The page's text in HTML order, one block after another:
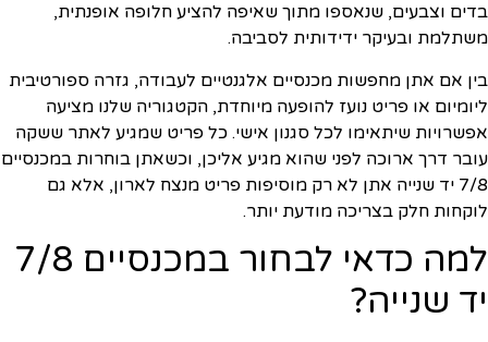
בדים וצבעים, שנאספו מתוך שאיפה להציע חלופה אופנתית,
משתלמת ובעיקר ידידותית לסביבה.
בין אם אתן מחפשות מכנסיים אלגנטיים לעבודה, גזרה ספורטיבית
ליומיום או פריט נועז להופעה מיוחדת, הקטגוריה שלנו מציעה
אפשרויות שיתאימו לכל סגנון אישי. כל פריט שמגיע לאתר ששקה
עובר דרך ארוכה לפני שהוא מגיע אליכן, וכשאתן בוחרות במכנסיים
7/8 יד שנייה אתן לא רק מוסיפות פריט מנצח לארון, אלא גם
לוקחות חלק בצריכה מודעת יותר.
למה כדאי לבחור במכנסיים 7/8
יד שנייה?